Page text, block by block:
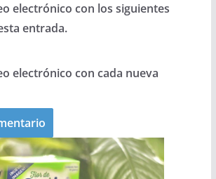
electrónico con los siguientes
entrada.
electrónico con cada nueva